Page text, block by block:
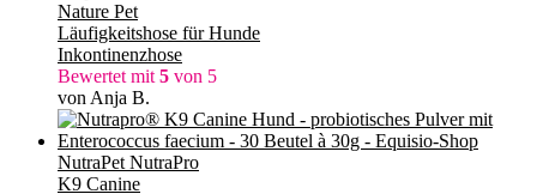
Nature Pet
Läufigkeitshose für Hunde
Inkontinenzhose
Bewertet mit5 von 5
von Anja B.
NutraPet NutraPro
K9 Canine